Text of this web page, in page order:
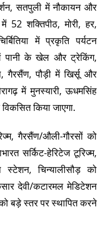
सतपुली में नौकायन और
52 शक्तिपीठ, मोरी, हर,
में प्रकृति पर्यटन
पानी के खेल और ट्रेकिंग,
गैरसैंण, पौड़ी में खिर्सू और
में मुनस्यारी, ऊधमसिंह
किया जाएगा.
गैरसैंण/औली-गौरसों को
सर्किट-हेरिटेज टूरिज्म,
स्टेशन, चिन्यालीसौड़ को
देवी/कटारमल मेडिटेशन
बड़े स्तर पर स्थापित करने